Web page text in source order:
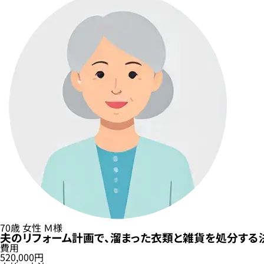
70歳女性 Ｍ様
夫のリフォーム計画で、溜まった衣類と雑貨を処分す
費用
520,000円